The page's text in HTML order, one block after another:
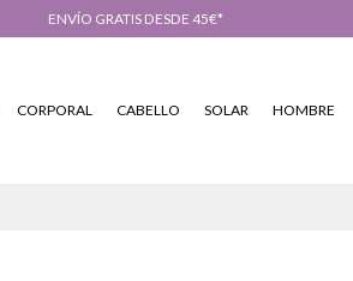
ENVÍO GRATIS DESDE 45€*
CORPORAL CABELLO SOLAR HOMBRE